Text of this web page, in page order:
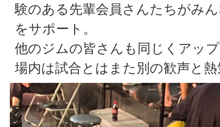
験のある先輩会員さんたちがみ
をサポート。
他のジムの皆さんも同じくアッ
場内は試合とはまた別の歓声と